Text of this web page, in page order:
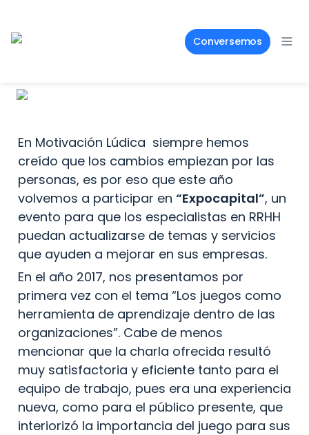
Conversemos
En Motivación Lúdica  siempre hemos
creído que los cambios empiezan por las
personas, es por eso que este año
volvemos a participar en “Expocapital”, un
evento para que los especialistas en RRHH
puedan actualizarse de temas y servicios
que ayuden a mejorar en sus empresas.
En el año 2017, nos presentamos por
primera vez con el tema “Los juegos como
herramienta de aprendizaje dentro de las
organizaciones”. Cabe de menos
mencionar que la charla ofrecida resultó
muy satisfactoria y eficiente tanto para el
equipo de trabajo, pues era una experiencia
nueva, como para el público presente, que
interiorizó la importancia del juego para sus